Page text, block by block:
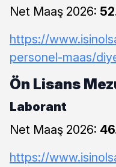
Net Maaş 2026:
https://
personel-maas/
Ön Lisans
Laborant
Net Maaş 2026:
https://